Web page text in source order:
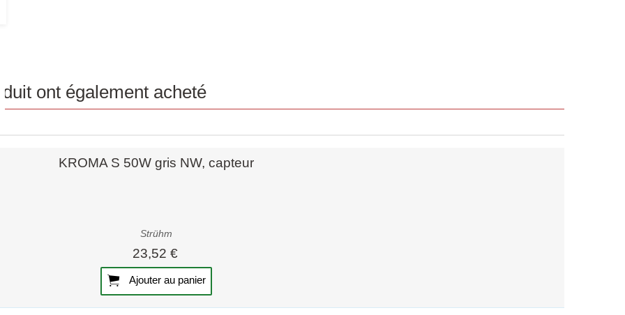
ont également acheté
KROMA S 50W gris NW, capteur
Strühm
23,52 €
Ajouter au panier